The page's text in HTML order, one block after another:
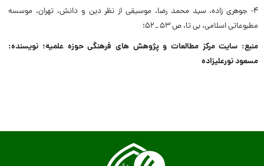
۴- جوهرى زاده، سید محمد رضا، موسیقى از نظر دین و دانش، تهران، موسسه
مطبوعاتى اسلامى، بى تا، ص ۵۳ ـ ۵۲؛
منبع: سایت مرکز مطالعات و پژوهش های فرهنگی حوزه علمیه؛ نویسنده:
مسعود نورعلیزاده